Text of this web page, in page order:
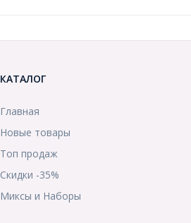
КАТАЛОГ
Главная
Новые товары
Топ продаж
Скидки -35%
Миксы и Наборы